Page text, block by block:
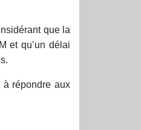
que la
et qu’un délai
à répondre aux